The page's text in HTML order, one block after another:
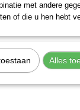
met andere
of die u hen hebt
Alles